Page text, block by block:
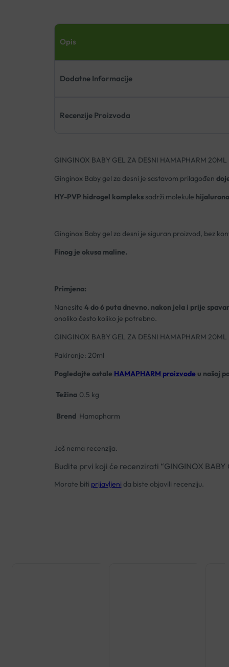
Opis
Dodatne Informacije
Recenzije Proizvoda
GINGINOX BABY GEL ZA DESNI HAMAPHARM 20ML
Ginginox Baby gel za desni je sastavom prilagođen
HY-PVP hidrogel kompleks sadrži molekule
Ginginox Baby gel za desni je siguran proizvod, bez
Finog je okusa maline.
Primjena:
Nanesite 4 do 6 puta dnevno, nakon jela i prije
onoliko često koliko je potrebno.
GINGINOX BABY GEL ZA DESNI HAMAPHARM 20ML
Pakiranje: 20ml
Pogledajte ostale HAMAPHARM proizvodeu našoj
Težina 0.5 kg
Brend Hamapharm
Još nema recenzija.
Budite prvi koji će recenzirati “GINGINOX BABY
Morate biti prijavljeni da biste objavili recenziju.